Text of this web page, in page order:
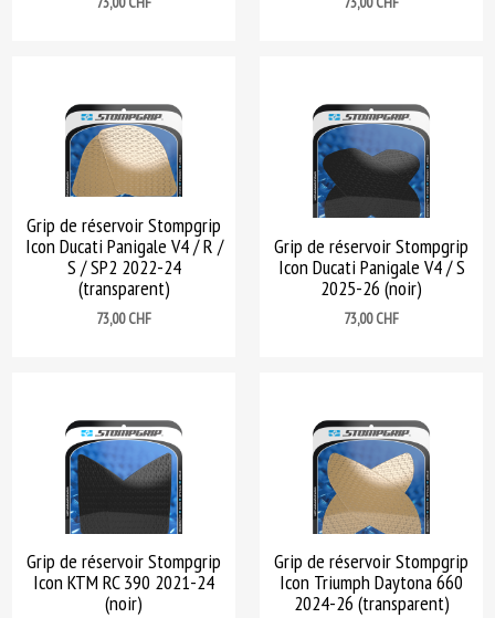
Grip de réservoir Stompgrip
Icon Ducati Panigale V4 / R /
S / SP2 2022-24
(transparent)
Prix
73,00 CHF
Grip de réservoir Stompgrip
Icon Ducati Panigale V4 / S
2025-26 (noir)
Prix
73,00 CHF
Grip de réservoir Stompgrip
Icon KTM RC 390 2021-24
(noir)
Grip de réservoir Stompgrip
Icon Triumph Daytona 660
2024-26 (transparent)